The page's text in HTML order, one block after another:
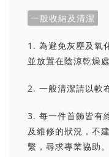
一般收納及清潔
1. 為避免灰塵及氧
並放置在陰涼乾燥處
2. 一般清潔請以軟
3. 每一件首飾皆有
及維修的狀況，不
繫，尋求專業協助。